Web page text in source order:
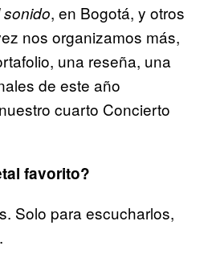
, en Bogotá, y otros
nos organizamos más,
una reseña, una
de este año
cuarto Concierto
favorito?
Solo para escucharlos,